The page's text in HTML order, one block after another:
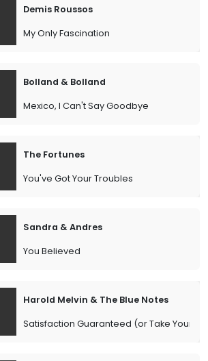
Demis Roussos
My Only Fascination
Bolland & Bolland
Mexico, I Can't Say Goodbye
The Fortunes
You've Got Your Troubles
Sandra & Andres
You Believed
Harold Melvin & The Blue Notes
Satisfaction Guaranteed (or Take Your